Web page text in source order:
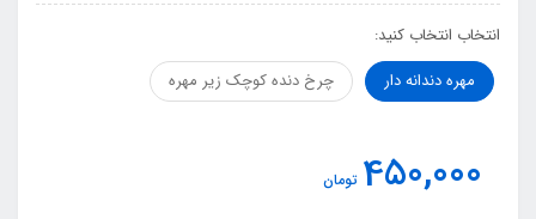
انتخاب انتخاب کنید:
مهره دندانه دار
چرخ دنده کوچک زیر مهره
450,000 تومان